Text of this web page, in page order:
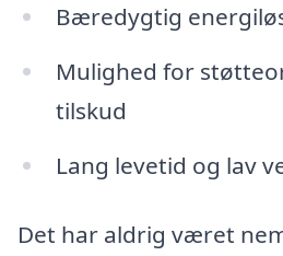
Bæredygtig
Mulighed for
tilskud
Lang levetid og lav
Det har aldrig været